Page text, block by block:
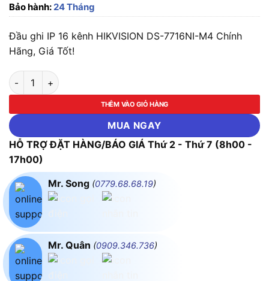
Bảo hành: 24 Tháng
Đầu ghi IP 16 kênh HIKVISION DS-7716NI-M4 Chính
Hãng, Giá Tốt!
Đầu ghi IP 16 kênh HIKVISION DS-7716NI-M4 số lượng
THÊM VÀO GIỎ HÀNG
MUA NGAY
HỖ TRỢ ĐẶT HÀNG/BÁO GIÁ Thứ 2 - Thứ 7 (8h00 -
17h00)
Mr. Song (0779.68.68.19)
Mr. Quân (0909.346.736)